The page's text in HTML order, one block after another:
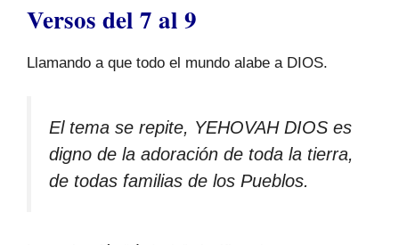
Versos del 7 al 9
Llamando a que todo el mundo alabe a DIOS.
El tema se repite, YEHOVAH DIOS es
digno de la adoración de toda la tierra,
de todas familias de los Pueblos.